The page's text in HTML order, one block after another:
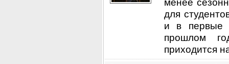
для
и в первые
прошлом
приходится